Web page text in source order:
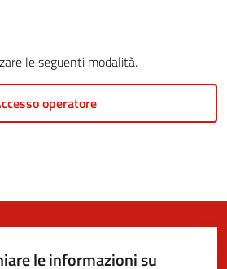
le seguenti modalità.
operatore
le informazioni su